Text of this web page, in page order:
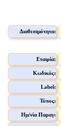
Διαθεσιμότητα:
Εταιρία:
Κωδικός:
Label:
Τύπος:
Ημ/νία Παραγ: